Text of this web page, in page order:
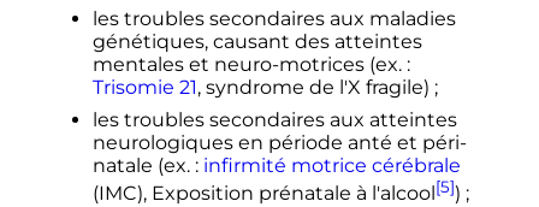
les troubles secondaires aux maladies
génétiques, causant des atteintes
mentales et neuro-motrices (ex. :
Trisomie 21, syndrome de l'X fragile) ;
les troubles secondaires aux atteintes
neurologiques en période anté et péri-
natale (ex. : infirmité motrice cérébrale
(IMC), Exposition prénatale à l'alcool [5]) ;